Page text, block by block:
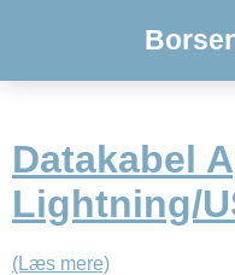
Datakabel
Lightning/
(Læs mere)